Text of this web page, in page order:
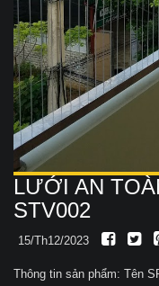
LƯỚI AN
STV002
15/Th12/2023
Thông tin sản phẩm: Tên